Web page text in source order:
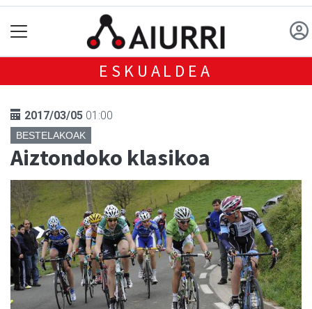
ESKUALDEA
2017/03/05 01:00
BESTELAKOAK
Aiztondoko klasikoa